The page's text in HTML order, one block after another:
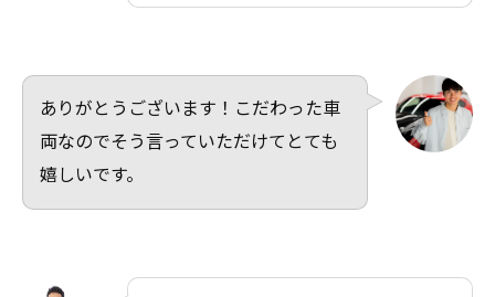
ありがとうございます！こだわった車
両なのでそう言っていただけてとても
嬉しいです。